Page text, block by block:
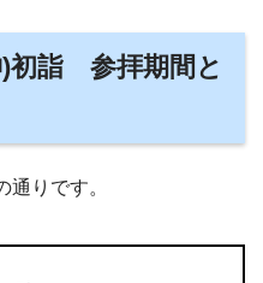
)初詣 参拝期間と
りです。